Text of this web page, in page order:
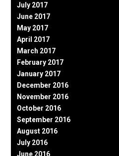
July 2017
June 2017
May 2017
April 2017
March 2017
February 2017
January 2017
December 2016
November 2016
October 2016
September 2016
August 2016
July 2016
June 2016